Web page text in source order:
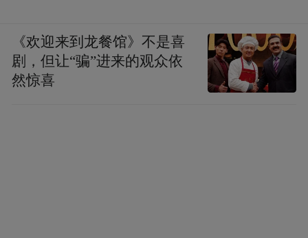
《欢迎来到龙餐馆》不是喜
剧，但让“骗”进来的观众依
然惊喜